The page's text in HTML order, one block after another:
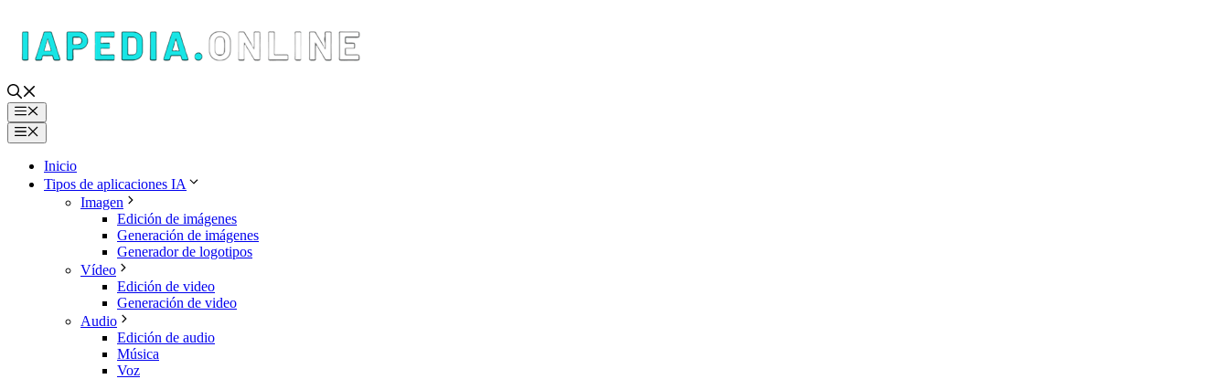
contenido
Menú
Menú
Inicio
Tipos de aplicaciones IA
Imagen
Edición de imágenes
Generación de imágenes
Generador de logotipos
Vídeo
Edición de video
Generación de video
Audio
Edición de audio
Música
Voz